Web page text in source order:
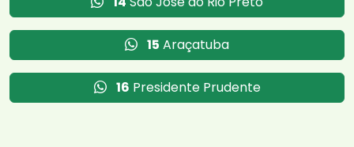
15 Araçatuba
16 Presidente Prudente